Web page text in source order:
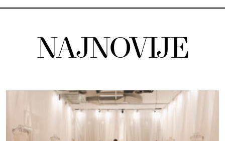
NAJNOVIJE